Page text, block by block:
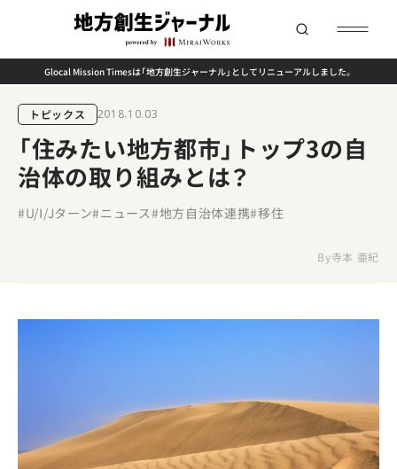
Glocal Mission Timesは「地方創生ジャーナル」としてリニューアルしました。
トピックス 2018.10.03
「住みたい地方都市」トップ3の自
治体の取り組みとは？
#U/I/Jターン#ニュース#地方自治体連携#移住
By寺本 亜紀